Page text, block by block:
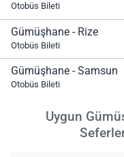
Otobüs Bileti
Gümüşhane - Rize
Otobüs Bileti
Gümüşhane - Samsun
Otobüs Bileti
Uygun